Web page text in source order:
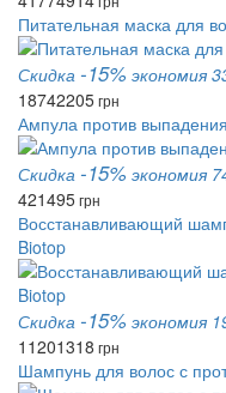
Питательная маска для
Скидка -15% экономия
18742205грн
Ампула против
Скидка -15% экономия
421495грн
Восстанавливающий
Biotop
Скидка -15% экономия
11201318 грн
Шампунь для волос с